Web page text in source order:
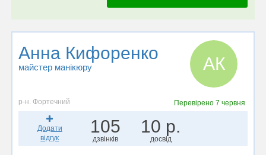
Анна Кифоренко
майстер манікюру АК
р-н. Фортечний Перевірено 7 червня
Додати
відгук
105
дзвінків
10 р.
досвід